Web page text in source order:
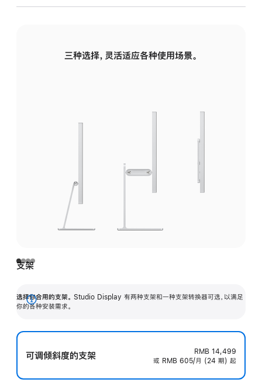
三种选择，灵活适应各种使用场景。
支架
选择你合用的支架。 Studio Display 有两种支架和一种支架转换器可选，以满足
你的各种安装需求。
展
可调倾斜度的支架
RMB 14,499
或 RMB 605/月 (24 期) 起